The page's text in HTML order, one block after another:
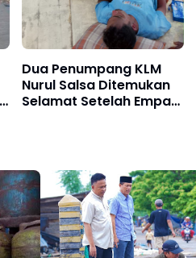
Dua Penumpang KLM
Nurul Salsa Ditemukan
Selamat Setelah Empat